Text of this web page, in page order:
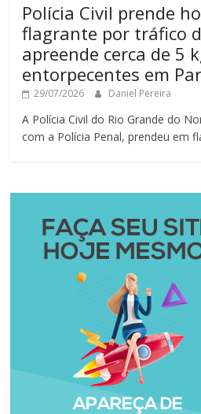
Polícia Civil prende
flagrante por tráfico
apreende cerca de 5
entorpecentes em
29/07/2026 Daniel Pereira
A Polícia Civil do Rio Grande do
com a Polícia Penal, prendeu em